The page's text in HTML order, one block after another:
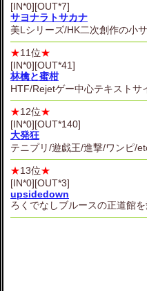
[IN*0][OUT*7]
サヨナラトサカナ
美Lシリーズ/HK二次創作の小
★11位★
[IN*0][OUT*41]
林檎と蜜柑
HTF/Rejetゲー中心テキストサ
★12位★
[IN*0][OUT*140]
大発狂
テニプリ/遊戯王/進撃/ワンピ/
★13位★
[IN*0][OUT*3]
upsidedown
ろくでなしブルースの正道館